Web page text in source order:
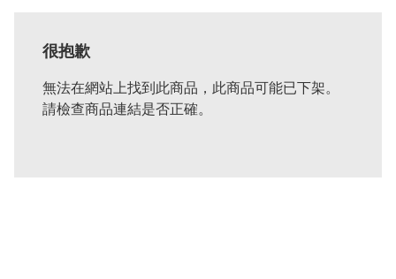
很抱歉
無法在網站上找到此商品，此商品可能已下架。
請檢查商品連結是否正確。